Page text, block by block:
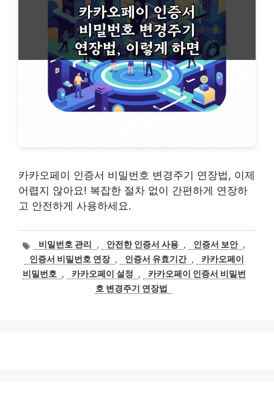
카카오페이 인증서 비밀번호 변경주기 연장법, 이제
어렵지 않아요! 복잡한 절차 없이 간편하게 연장하
고 안전하게 사용하세요.
태
그
비밀번호 관리 , 안전한 인증서 사용 , 인증서 보안 ,
인증서 비밀번호 연장 , 인증서 유효기간 ,
카카오페이
비밀번호
, 카카오페이 설정 ,
카카오페이 인증서 비밀번
호 변경주기 연장법